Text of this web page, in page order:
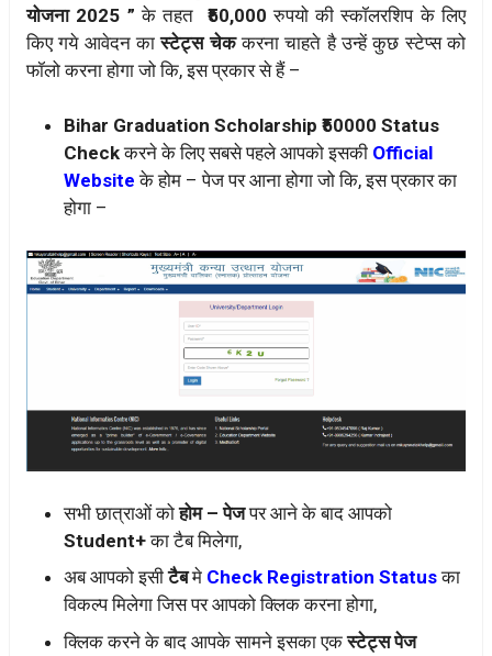
योजना 2025 ”के तहत ₹50,000रुपयो की स्कॉलरशिप के लिए
किए गये आवेदन का स्टेट्स चेककरना चाहते है उन्हें कुछ स्टेप्स को
फॉलो करना होगा जो कि, इस प्रकार से हैं –
Bihar Graduation Scholarship ₹50000 Status
Checkकरने के लिए सबसे पहले आपको इसकी Official
Website के होम – पेज पर आना होगा जो कि, इस प्रकार का
होगा –
सभी छात्राओं कोहोम – पेजपर आने के बाद आपको
Student+का टैब मिलेगा,
अब आपको इसीटैबमे Check Registration Status का
विकल्प मिलेगा जिस पर आपको क्लिक करना होगा,
क्लिक करने के बाद आपके सामने इसका एकस्टेट्स पेज